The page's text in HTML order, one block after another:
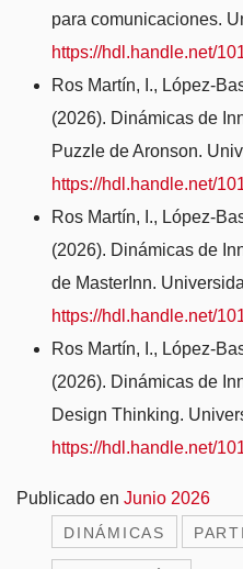
para comunicaciones.
https://hdl.handle.net/
Ros Martín, I., López-
(2026). Dinámicas de
Puzzle de Aronson.
https://hdl.handle.net/
Ros Martín, I., López-
(2026). Dinámicas de
de MasterInn.
https://hdl.handle.net/
Ros Martín, I., López-
(2026). Dinámicas de
Design Thinking.
https://hdl.handle.net/
Publicado en Junio 2026
DINÁMICAS